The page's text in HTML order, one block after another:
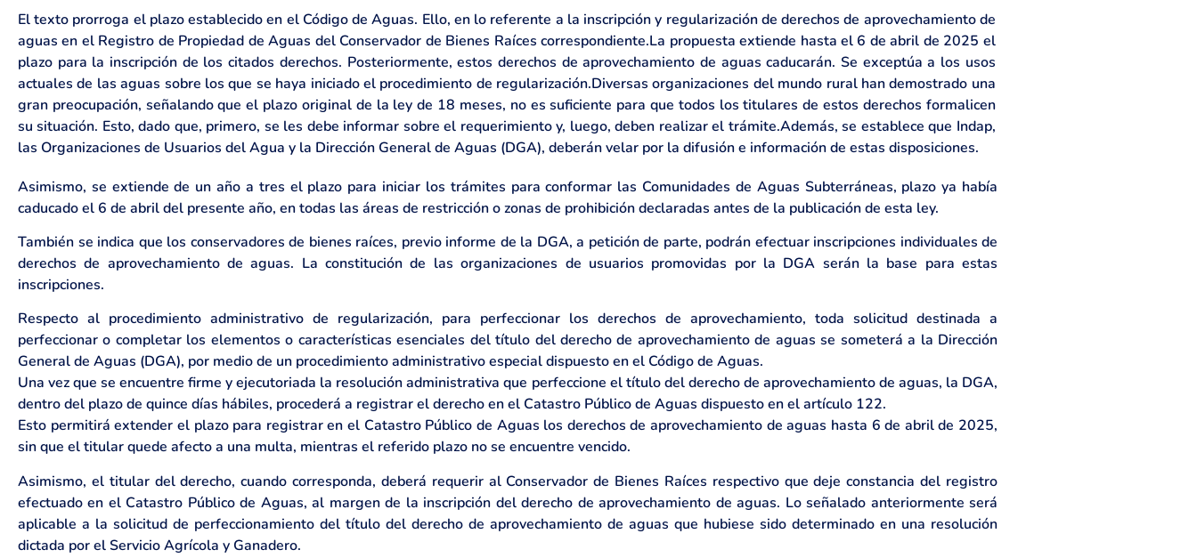
El texto prorroga el plazo establecido en el Código de Aguas. Ello, en lo referente a la inscripción y regularización de derechos de aprovechamiento de
aguas en el Registro de Propiedad de Aguas del Conservador de Bienes Raíces correspondiente.La propuesta extiende hasta el 6 de abril de 2025 el
plazo para la inscripción de los citados derechos. Posteriormente, estos derechos de aprovechamiento de aguas caducarán. Se exceptúa a los usos
actuales de las aguas sobre los que se haya iniciado el procedimiento de regularización.Diversas organizaciones del mundo rural han demostrado una
gran preocupación, señalando que el plazo original de la ley de 18 meses, no es suficiente para que todos los titulares de estos derechos formalicen
su situación. Esto, dado que, primero, se les debe informar sobre el requerimiento y, luego, deben realizar el trámite.Además, se establece que Indap,
las Organizaciones de Usuarios del Agua y la Dirección General de Aguas (DGA), deberán velar por la difusión e información de estas disposiciones.
Asimismo, se extiende de un año a tres el plazo para iniciar los trámites para conformar las Comunidades de Aguas Subterráneas, plazo ya había
caducado el 6 de abril del presente año, en todas las áreas de restricción o zonas de prohibición declaradas antes de la publicación de esta ley.
También se indica que los conservadores de bienes raíces, previo informe de la DGA, a petición de parte, podrán efectuar inscripciones individuales de
derechos de aprovechamiento de aguas. La constitución de las organizaciones de usuarios promovidas por la DGA serán la base para estas
inscripciones.
Respecto al procedimiento administrativo de regularización, para perfeccionar los derechos de aprovechamiento, toda solicitud destinada a
perfeccionar o completar los elementos o características esenciales del título del derecho de aprovechamiento de aguas se someterá a la Dirección
General de Aguas (DGA), por medio de un procedimiento administrativo especial dispuesto en el Código de Aguas.
Una vez que se encuentre firme y ejecutoriada la resolución administrativa que perfeccione el título del derecho de aprovechamiento de aguas, la DGA,
dentro del plazo de quince días hábiles, procederá a registrar el derecho en el Catastro Público de Aguas dispuesto en el artículo 122.
Esto permitirá extender el plazo para registrar en el Catastro Público de Aguas los derechos de aprovechamiento de aguas hasta 6 de abril de 2025,
sin que el titular quede afecto a una multa, mientras el referido plazo no se encuentre vencido.
Asimismo, el titular del derecho, cuando corresponda, deberá requerir al Conservador de Bienes Raíces respectivo que deje constancia del registro
efectuado en el Catastro Público de Aguas, al margen de la inscripción del derecho de aprovechamiento de aguas. Lo señalado anteriormente será
aplicable a la solicitud de perfeccionamiento del título del derecho de aprovechamiento de aguas que hubiese sido determinado en una resolución
dictada por el Servicio Agrícola y Ganadero.